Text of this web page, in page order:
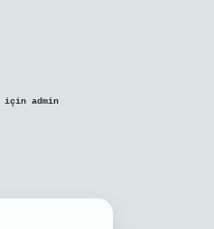
admin